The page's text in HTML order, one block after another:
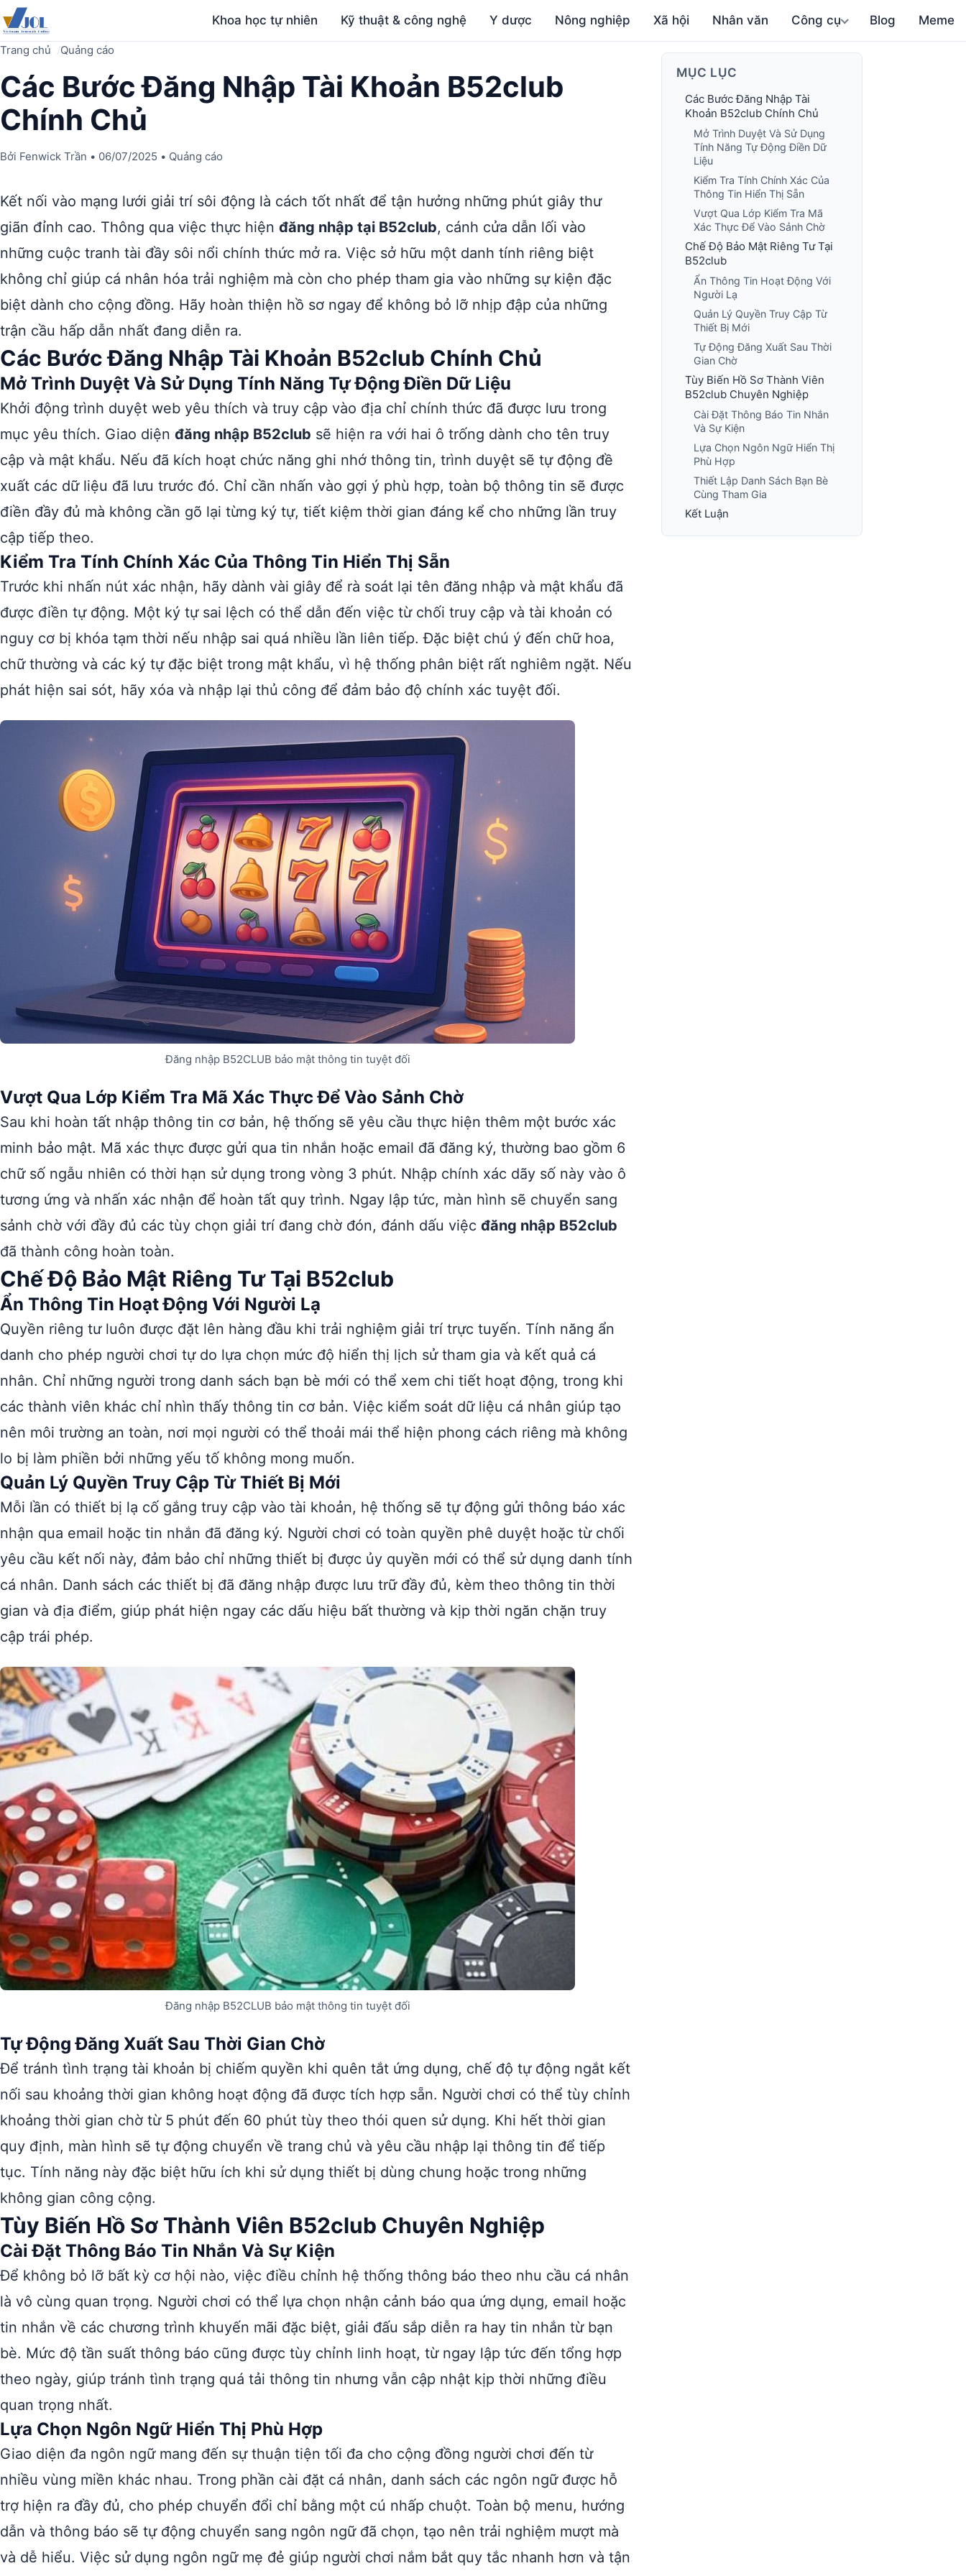
Khoa học tự nhiên Kỹ thuật & công nghệ Y dược Nông nghiệp Xã hội Nhân văn Công cụ Blog Meme
Trang chủ Quảng cáo
Các Bước Đăng Nhập Tài Khoản B52club
Chính Chủ
Bởi Fenwick Trần • 06/07/2025 • Quảng cáo
Kết nối vào mạng lưới giải trí sôi động là cách tốt nhất để tận hưởng những phút giây thư
giãn đỉnh cao. Thông qua việc thực hiện đăng nhập tại B52club, cánh cửa dẫn lối vào
những cuộc tranh tài đầy sôi nổi chính thức mở ra. Việc sở hữu một danh tính riêng biệt
không chỉ giúp cá nhân hóa trải nghiệm mà còn cho phép tham gia vào những sự kiện đặc
biệt dành cho cộng đồng. Hãy hoàn thiện hồ sơ ngay để không bỏ lỡ nhịp đập của những
trận cầu hấp dẫn nhất đang diễn ra.
Các Bước Đăng Nhập Tài Khoản B52club Chính Chủ
Mở Trình Duyệt Và Sử Dụng Tính Năng Tự Động Điền Dữ Liệu
Khởi động trình duyệt web yêu thích và truy cập vào địa chỉ chính thức đã được lưu trong
mục yêu thích. Giao diện đăng nhập B52club sẽ hiện ra với hai ô trống dành cho tên truy
cập và mật khẩu. Nếu đã kích hoạt chức năng ghi nhớ thông tin, trình duyệt sẽ tự động đề
xuất các dữ liệu đã lưu trước đó. Chỉ cần nhấn vào gợi ý phù hợp, toàn bộ thông tin sẽ được
điền đầy đủ mà không cần gõ lại từng ký tự, tiết kiệm thời gian đáng kể cho những lần truy
cập tiếp theo.
Kiểm Tra Tính Chính Xác Của Thông Tin Hiển Thị Sẵn
Trước khi nhấn nút xác nhận, hãy dành vài giây để rà soát lại tên đăng nhập và mật khẩu đã
được điền tự động. Một ký tự sai lệch có thể dẫn đến việc từ chối truy cập và tài khoản có
nguy cơ bị khóa tạm thời nếu nhập sai quá nhiều lần liên tiếp. Đặc biệt chú ý đến chữ hoa,
chữ thường và các ký tự đặc biệt trong mật khẩu, vì hệ thống phân biệt rất nghiêm ngặt. Nếu
phát hiện sai sót, hãy xóa và nhập lại thủ công để đảm bảo độ chính xác tuyệt đối.
Đăng nhập B52CLUB bảo mật thông tin tuyệt đối
Vượt Qua Lớp Kiểm Tra Mã Xác Thực Để Vào Sảnh Chờ
Sau khi hoàn tất nhập thông tin cơ bản, hệ thống sẽ yêu cầu thực hiện thêm một bước xác
minh bảo mật. Mã xác thực được gửi qua tin nhắn hoặc email đã đăng ký, thường bao gồm 6
chữ số ngẫu nhiên có thời hạn sử dụng trong vòng 3 phút. Nhập chính xác dãy số này vào ô
tương ứng và nhấn xác nhận để hoàn tất quy trình. Ngay lập tức, màn hình sẽ chuyển sang
sảnh chờ với đầy đủ các tùy chọn giải trí đang chờ đón, đánh dấu việc đăng nhập B52club
đã thành công hoàn toàn.
Chế Độ Bảo Mật Riêng Tư Tại B52club
Ẩn Thông Tin Hoạt Động Với Người Lạ
Quyền riêng tư luôn được đặt lên hàng đầu khi trải nghiệm giải trí trực tuyến. Tính năng ẩn
danh cho phép người chơi tự do lựa chọn mức độ hiển thị lịch sử tham gia và kết quả cá
nhân. Chỉ những người trong danh sách bạn bè mới có thể xem chi tiết hoạt động, trong khi
các thành viên khác chỉ nhìn thấy thông tin cơ bản. Việc kiểm soát dữ liệu cá nhân giúp tạo
nên môi trường an toàn, nơi mọi người có thể thoải mái thể hiện phong cách riêng mà không
lo bị làm phiền bởi những yếu tố không mong muốn.
Quản Lý Quyền Truy Cập Từ Thiết Bị Mới
Mỗi lần có thiết bị lạ cố gắng truy cập vào tài khoản, hệ thống sẽ tự động gửi thông báo xác
nhận qua email hoặc tin nhắn đã đăng ký. Người chơi có toàn quyền phê duyệt hoặc từ chối
yêu cầu kết nối này, đảm bảo chỉ những thiết bị được ủy quyền mới có thể sử dụng danh tính
cá nhân. Danh sách các thiết bị đã đăng nhập được lưu trữ đầy đủ, kèm theo thông tin thời
gian và địa điểm, giúp phát hiện ngay các dấu hiệu bất thường và kịp thời ngăn chặn truy
cập trái phép.
Đăng nhập B52CLUB bảo mật thông tin tuyệt đối
Tự Động Đăng Xuất Sau Thời Gian Chờ
Để tránh tình trạng tài khoản bị chiếm quyền khi quên tắt ứng dụng, chế độ tự động ngắt kết
nối sau khoảng thời gian không hoạt động đã được tích hợp sẵn. Người chơi có thể tùy chỉnh
khoảng thời gian chờ từ 5 phút đến 60 phút tùy theo thói quen sử dụng. Khi hết thời gian
quy định, màn hình sẽ tự động chuyển về trang chủ và yêu cầu nhập lại thông tin để tiếp
tục. Tính năng này đặc biệt hữu ích khi sử dụng thiết bị dùng chung hoặc trong những
không gian công cộng.
Tùy Biến Hồ Sơ Thành Viên B52club Chuyên Nghiệp
Cài Đặt Thông Báo Tin Nhắn Và Sự Kiện
Để không bỏ lỡ bất kỳ cơ hội nào, việc điều chỉnh hệ thống thông báo theo nhu cầu cá nhân
là vô cùng quan trọng. Người chơi có thể lựa chọn nhận cảnh báo qua ứng dụng, email hoặc
tin nhắn về các chương trình khuyến mãi đặc biệt, giải đấu sắp diễn ra hay tin nhắn từ bạn
bè. Mức độ tần suất thông báo cũng được tùy chỉnh linh hoạt, từ ngay lập tức đến tổng hợp
theo ngày, giúp tránh tình trạng quá tải thông tin nhưng vẫn cập nhật kịp thời những điều
quan trọng nhất.
Lựa Chọn Ngôn Ngữ Hiển Thị Phù Hợp
Giao diện đa ngôn ngữ mang đến sự thuận tiện tối đa cho cộng đồng người chơi đến từ
nhiều vùng miền khác nhau. Trong phần cài đặt cá nhân, danh sách các ngôn ngữ được hỗ
trợ hiện ra đầy đủ, cho phép chuyển đổi chỉ bằng một cú nhấp chuột. Toàn bộ menu, hướng
dẫn và thông báo sẽ tự động chuyển sang ngôn ngữ đã chọn, tạo nên trải nghiệm mượt mà
và dễ hiểu. Việc sử dụng ngôn ngữ mẹ đẻ giúp người chơi nắm bắt quy tắc nhanh hơn và tận
MỤC LỤC
Các Bước Đăng Nhập Tài
Khoản B52club Chính Chủ
Mở Trình Duyệt Và Sử Dụng
Tính Năng Tự Động Điền Dữ
Liệu
Kiểm Tra Tính Chính Xác Của
Thông Tin Hiển Thị Sẵn
Vượt Qua Lớp Kiểm Tra Mã
Xác Thực Để Vào Sảnh Chờ
Chế Độ Bảo Mật Riêng Tư Tại
B52club
Ẩn Thông Tin Hoạt Động Với
Người Lạ
Quản Lý Quyền Truy Cập Từ
Thiết Bị Mới
Tự Động Đăng Xuất Sau Thời
Gian Chờ
Tùy Biến Hồ Sơ Thành Viên
B52club Chuyên Nghiệp
Cài Đặt Thông Báo Tin Nhắn
Và Sự Kiện
Lựa Chọn Ngôn Ngữ Hiển Thị
Phù Hợp
Thiết Lập Danh Sách Bạn Bè
Cùng Tham Gia
Kết Luận